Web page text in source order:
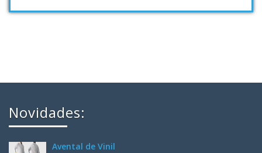
Novidades:
Avental de Vinil